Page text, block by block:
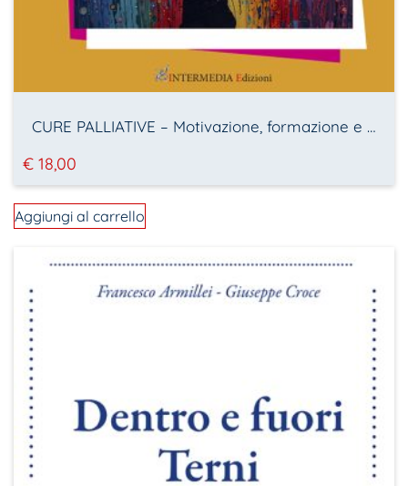
CURE PALLIATIVE – Motivazione, formazione e competenze degli infermieri
€ 18,00
Aggiungi al carrello